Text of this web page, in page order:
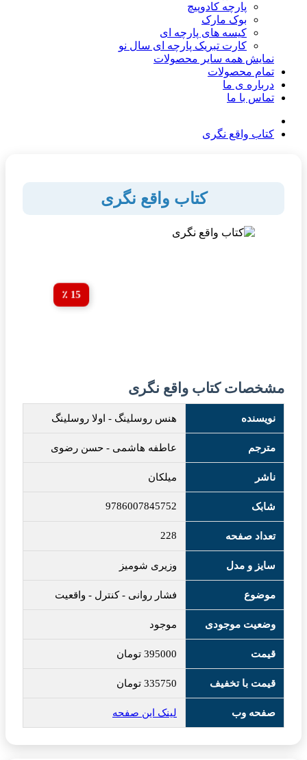
پارچه کادوپیچ
بوک مارک
کیسه های پارچه ای
کارت تبریک پارچه ای سال نو
نمایش همه سایر محصولات
تمام محصولات
درباره ی ما
تماس با ما
کتاب واقع نگری
کتاب واقع نگری
15 ٪
مشخصات کتاب واقع نگری
نویسنده هنس روسلینگ - اولا روسلینگ
مترجم عاطفه هاشمی - حسن رضوی
ناشر میلکان
شابک 9786007845752
تعداد صفحه 228
سایز و مدل وزیری شومیز
موضوع فشار روانی -کنترل - واقعیت
وضعیت موجودی موجود
قیمت 395000 تومان
قیمت با تخفیف 335750 تومان
صفحه وب لینک این صفحه